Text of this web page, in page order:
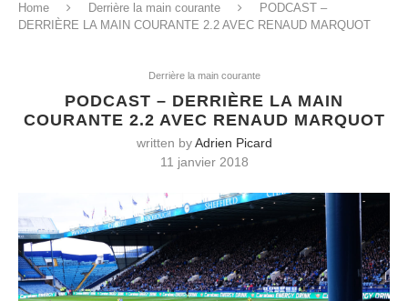
Home Derrière la main courante
PODCAST –
DERRIÈRE LA MAIN COURANTE 2.2 AVEC RENAUD MARQUOT
Derrière la main courante
PODCAST – DERRIÈRE LA MAIN
COURANTE 2.2 AVEC RENAUD MARQUOT
written byAdrien Picard
11 janvier 2018